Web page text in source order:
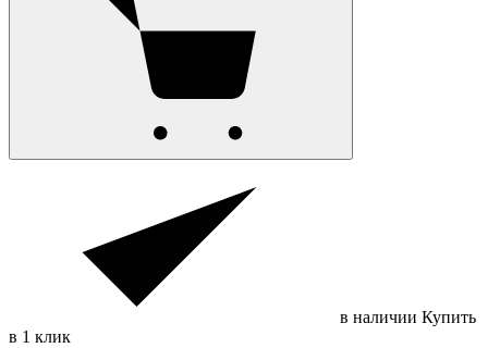
в наличии Купить
в 1 клик